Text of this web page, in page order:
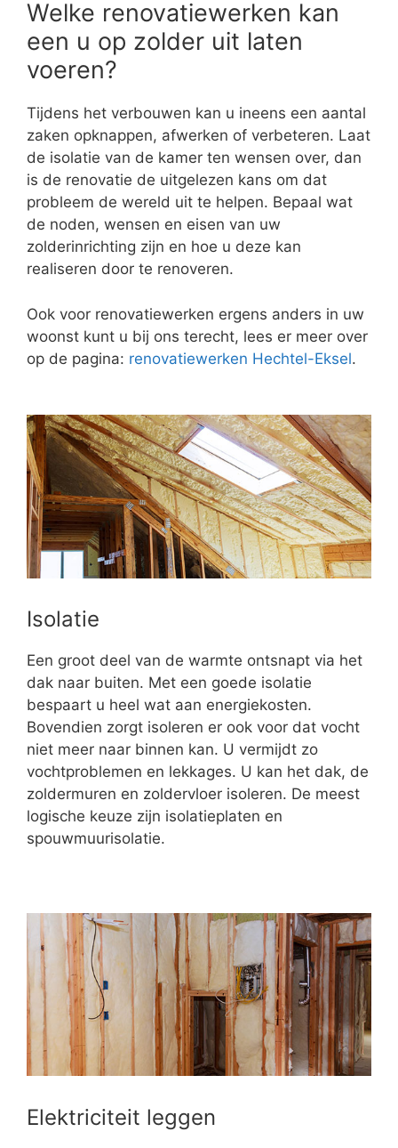
Welke renovatiewerken kan
een u op zolder uit laten
voeren?
Tijdens het verbouwen kan u ineens een aantal
zaken opknappen, afwerken of verbeteren. Laat
de isolatie van de kamer ten wensen over, dan
is de renovatie de uitgelezen kans om dat
probleem de wereld uit te helpen. Bepaal wat
de noden, wensen en eisen van uw
zolderinrichting zijn en hoe u deze kan
realiseren door te renoveren.
Ook voor renovatiewerken ergens anders in uw
woonst kunt u bij ons terecht, lees er meer over
op de pagina: renovatiewerken Hechtel-Eksel.
Isolatie
Een groot deel van de warmte ontsnapt via het
dak naar buiten. Met een goede isolatie
bespaart u heel wat aan energiekosten.
Bovendien zorgt isoleren er ook voor dat vocht
niet meer naar binnen kan. U vermijdt zo
vochtproblemen en lekkages. U kan het dak, de
zoldermuren en zoldervloer isoleren. De meest
logische keuze zijn isolatieplaten en
spouwmuurisolatie.
Elektriciteit leggen